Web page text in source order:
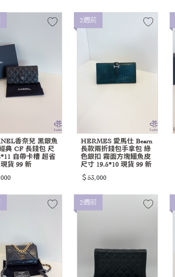
香奈兒 黑銀魚
典 CF 長錢包 尺
自帶卡槽 超省
貨 99 新
2週前
HERMES 愛馬仕 Bearn
長款兩折錢包手拿包 綠
色銀扣 霧面方塊鱷魚皮
尺寸 19.5*10 現貨 99 新
＄53,000
2週前